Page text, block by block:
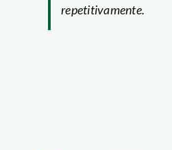
repetitivamente.